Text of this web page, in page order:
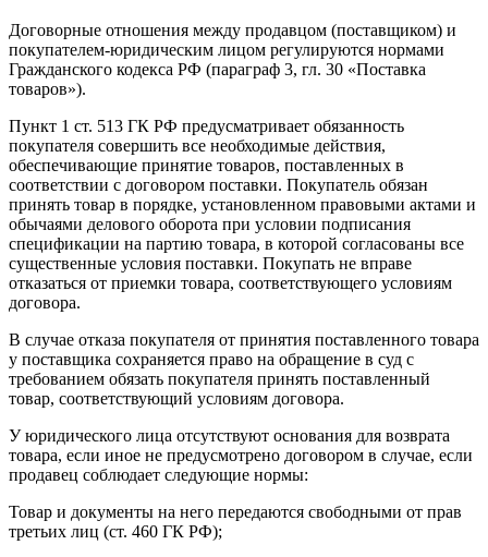
Договорные отношения между продавцом (поставщиком) и
покупателем-юридическим лицом регулируются нормами
Гражданского кодекса РФ (параграф 3, гл. 30 «Поставка
товаров»).
Пункт 1 ст. 513 ГК РФ предусматривает обязанность
покупателя совершить все необходимые действия,
обеспечивающие принятие товаров, поставленных в
соответствии с договором поставки. Покупатель обязан
принять товар в порядке, установленном правовыми актами и
обычаями делового оборота при условии подписания
спецификации на партию товара, в которой согласованы все
существенные условия поставки. Покупать не вправе
отказаться от приемки товара, соответствующего условиям
договора.
В случае отказа покупателя от принятия поставленного товара
у поставщика сохраняется право на обращение в суд с
требованием обязать покупателя принять поставленный
товар, соответствующий условиям договора.
У юридического лица отсутствуют основания для возврата
товара, если иное не предусмотрено договором в случае, если
продавец соблюдает следующие нормы:
Товар и документы на него передаются свободными от прав
третьих лиц (ст. 460 ГК РФ);